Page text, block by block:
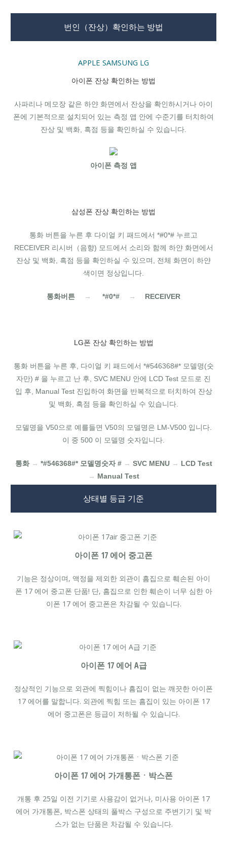
번인（잔상）확인하는 방법
APPLE SAMSUNG LG
아이폰 잔상 확인하는 방법
사파리나 메모장 같은 하얀 화면에서 잔상을 확인하시거나 아이
폰에 기본적으로 설치되어 있는 측정 앱 안에 수준기를 터치하여
잔상 및 백화, 흑점 등을 확인하실 수 있습니다.
아이폰 측정 앱
삼성폰 잔상 확인하는 방법
통화 버튼을 누른 후 다이얼 키 패드에서 *#0*# 누르고
RECEIVER 리시버（음향) 모드에서 소리와 함께 하얀 화면에서
잔상 및 백화, 흑점 등을 확인하실 수 있으며, 전체 화면이 하얀
색이면 정상입니다.
통화버튼 → *#0*# → RECEIVER
LG폰 잔상 확인하는 방법
통화 버튼을 누른 후, 다이얼 키 패드에서 *#546368#* 모델명(숫
자만) # 을 누르고 난 후, SVC MENU 안에 LCD Test 모드로 진
입 후, Manual Test 진입하여 화면을 반복적으로 터치하여 잔상
및 백화, 흑점 등을 확인하실 수 있습니다.
모델명을 V50으로 예를들면 V50의 모델명은 LM-V500 입니다.
이 중 500 이 모델명 숫자입니다.
통화 → *#546368#* 모델명숫자 # → SVC MENU → LCD Test
→ Manual Test
상태별 등급 기준
아이폰 17 에어 중고폰
기능은 정상이며, 액정을 제외한 외관이 흠집으로 훼손된 아이
폰 17 에어 중고폰 단품! 단, 흠집으로 인한 훼손이 너무 심한 아
이폰 17 에어 중고폰은 차감될 수 있습니다.
아이폰 17 에어 A급
정상적인 기능으로 외관에 찍힘이나 흠집이 없는 깨끗한 아이폰
17 에어를 말합니다. 외관에 찍힘 또는 흠집이 있는 아이폰 17
에어 중고폰은 등급이 저하될 수 있습니다.
아이폰 17 에어 가개통폰ㆍ박스폰
개통 후 25일 이전 기기로 사용감이 없거나, 미사용 아이폰 17
에어 가개통폰, 박스폰 상태의 풀박스 구성으로 주변기기 및 박
스가 없는 단품은 차감될 수 있습니다.